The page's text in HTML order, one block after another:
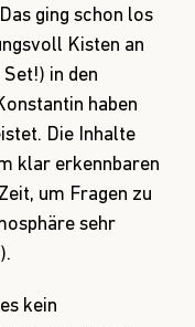
ging schon los
Kisten an
in den
haben
Die Inhalte
klar erkennbaren
um Fragen zu
sehr
kein